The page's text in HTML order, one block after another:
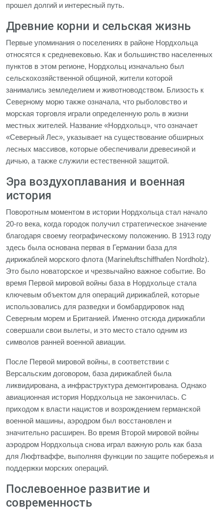
прошел долгий и интересный путь.
Древние корни и сельская жизнь
Первые упоминания о поселениях в районе Нордхольца
относятся к средневековью. Как и большинство населенных
пунктов в этом регионе, Нордхольц изначально был
сельскохозяйственной общиной, жители которой
занимались земледелием и животноводством. Близость к
Северному морю также означала, что рыболовство и
морская торговля играли определенную роль в жизни
местных жителей. Название «Нордхольц», что означает
«Северный Лес», указывает на существование обширных
лесных массивов, которые обеспечивали древесиной и
дичью, а также служили естественной защитой.
Эра воздухоплавания и военная
история
Поворотным моментом в истории Нордхольца стал начало
20-го века, когда городок получил стратегическое значение
благодаря своему географическому положению. В 1913 году
здесь была основана первая в Германии база для
дирижаблей морского флота (Marineluftschiffhafen Nordholz).
Это было новаторское и чрезвычайно важное событие. Во
время Первой мировой войны база в Нордхольце стала
ключевым объектом для операций дирижаблей, которые
использовались для разведки и бомбардировок над
Северным морем и Британией. Именно отсюда дирижабли
совершали свои вылеты, и это место стало одним из
символов ранней военной авиации.
После Первой мировой войны, в соответствии с
Версальским договором, база дирижаблей была
ликвидирована, а инфраструктура демонтирована. Однако
авиационная история Нордхольца не закончилась. С
приходом к власти нацистов и возрождением германской
военной машины, аэродром был восстановлен и
значительно расширен. Во время Второй мировой войны
аэродром Нордхольца снова играл важную роль как база
для Люфтваффе, выполняя функции по защите побережья и
поддержки морских операций.
Послевоенное развитие и
современность